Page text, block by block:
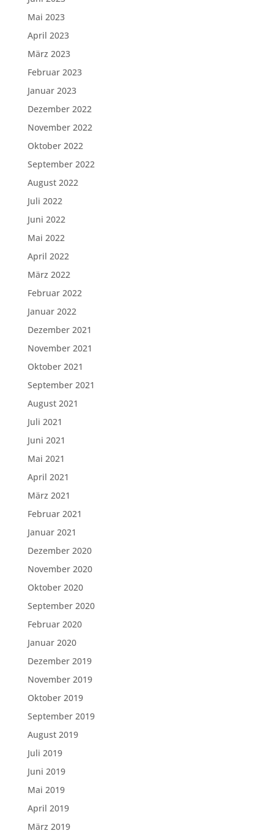
Mai 2023
April 2023
März 2023
Februar 2023
Januar 2023
Dezember 2022
November 2022
Oktober 2022
September 2022
August 2022
Juli 2022
Juni 2022
Mai 2022
April 2022
März 2022
Februar 2022
Januar 2022
Dezember 2021
November 2021
Oktober 2021
September 2021
August 2021
Juli 2021
Juni 2021
Mai 2021
April 2021
März 2021
Februar 2021
Januar 2021
Dezember 2020
November 2020
Oktober 2020
September 2020
Februar 2020
Januar 2020
Dezember 2019
November 2019
Oktober 2019
September 2019
August 2019
Juli 2019
Juni 2019
Mai 2019
April 2019
März 2019